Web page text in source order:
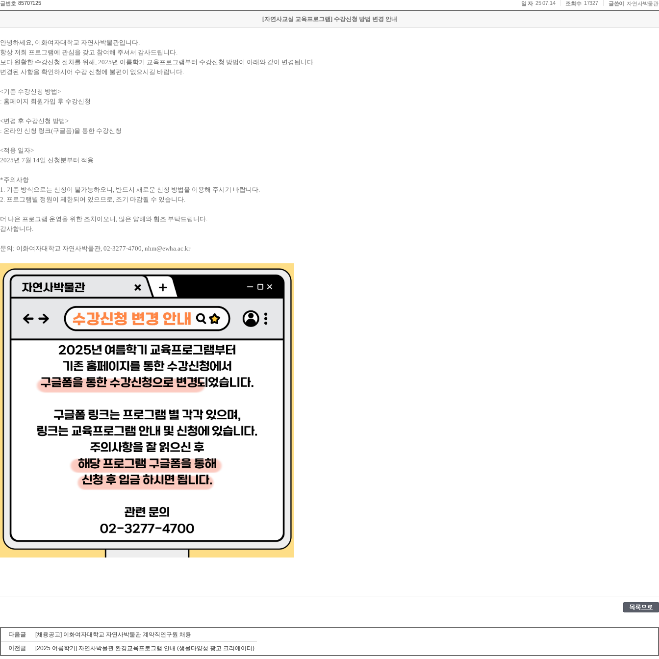
글번호 85707125 일 자 25.07.14 조회수 17327 글쓴이 자연사박물관
[자연사교실 교육프로그램] 수강신청 방법 변경 안내
안녕하세요, 이화여자대학교 자연사박물관입니다.
항상 저희 프로그램에 관심을 갖고 참여해 주셔서 감사드립니다.
보다 원활한 수강신청 절차를 위해, 2025년 여름학기 교육프로그램부터 수강신청 방법이 아래와 같이 변경됩니다.
변경된 사항을 확인하시어 수강 신청에 불편이 없으시길 바랍니다.
<기존 수강신청 방법>
: 홈페이지 회원가입 후 수강신청
<변경 후 수강신청 방법>
: 온라인 신청 링크(구글폼)을 통한 수강신청
<적용 일자>
2025년 7월 14일 신청분부터 적용
*주의사항
1. 기존 방식으로는 신청이 불가능하오니, 반드시 새로운 신청 방법을 이용해 주시기 바랍니다.
2. 프로그램별 정원이 제한되어 있으므로, 조기 마감될 수 있습니다.
더 나은 프로그램 운영을 위한 조치이오니, 많은 양해와 협조 부탁드립니다.
감사합니다.
문의: 이화여자대학교 자연사박물관, 02-3277-4700, nhm@ewha.ac.kr
다음글
[채용공고] 이화여자대학교 자연사박물관 계약직연구원 채용
이전글
[2025 여름학기] 자연사박물관 환경교육프로그램 안내 (생물다양성 광고 크리에이터)